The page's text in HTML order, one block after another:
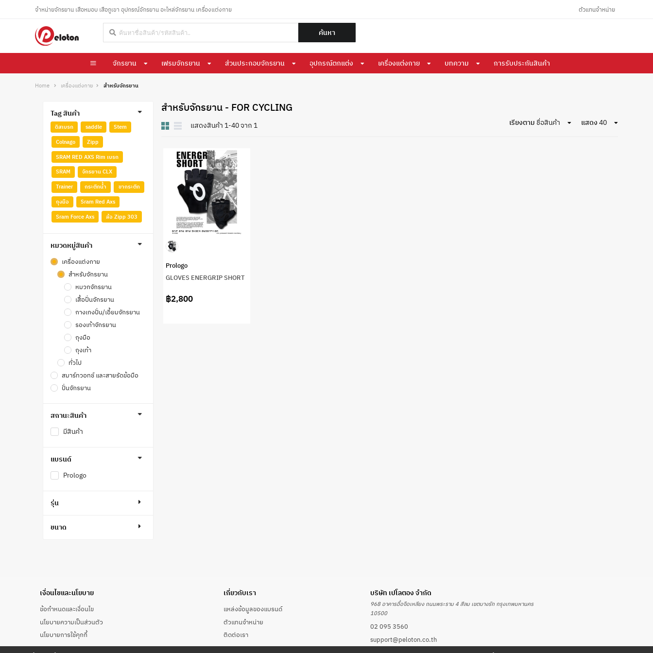
จำหน่ายจักรยาน เสือหมอบ เสือภูเขา อุปกรณ์จักรยาน อะไหล่จักรยาน เครื่องแต่งกาย ตัวแทนจำหน่าย
ค้นหา
จักรยาน เฟรมจักรยาน ส่วนประกอบจักรยาน อุปกรณ์ตกแต่ง เครื่องแต่งกาย บทความ การรับประกันสินค้า
Home เครื่องแต่งกาย สำหรับจักรยาน
สำหรับจักรยาน - FOR CYCLING
ดู
มอง
แสดงสินค้า 1-40 จาก 1 แสดง 40
เรียงตาม ชื่อสินค้า
Prologo
GLOVES ENERGRIP SHORT
฿2,800
Tag สินค้า
ดิสเบรก saddle Stem
Colnago Zipp
SRAM RED AXS Rim เบรก
SRAM จักรยาน CLX
Trainer กระติกน้ำ ขากระติก
ถุงมือ Sram Red Axs
Sram Force Axs ล้อ Zipp 303
หมวดหมู่สินค้า
เครื่องแต่งกาย
สำหรับจักรยาน
หมวกจักรยาน
เสื้อปั่นจักรยาน
กางเกงปั่น/เอี้ยมจักรยาน
รองเท้าจักรยาน
ถุงมือ
ถุงเท้า
ทั่วไป
สมาร์ทวอทช์ และสายรัดข้อมือ
ปั่นจักรยาน
สถานะสินค้า
มีสินค้า
แบรนด์
Prologo
รุ่น
ขนาด
เงื่อนไขและนโยบาย
ข้อกำหนดและเงื่อนไข
นโยบายความเป็นส่วนตัว
นโยบายการใช้คุกกี้
เกี่ยวกับเรา
แหล่งข้อมูลของแบรนด์
ตัวแทนจำหน่าย
ติดต่อเรา
บริษัท เปโลตอง จำกัด
968 อาคารอื้อจือเหลียง ถนนพระราม 4 สีลม เขตบางรัก กรุงเทพมหานคร
10500
02 095 3560
support@peloton.co.th